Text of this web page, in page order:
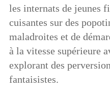
les internats de jeunes
cuisantes sur des
maladroites et de
à la vitesse supérieure
explorant des
fantaisistes.